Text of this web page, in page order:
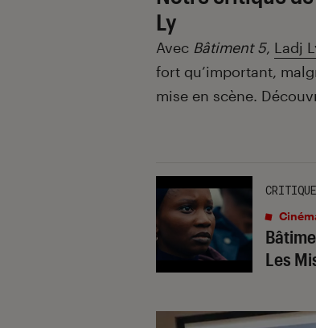
Ly
Avec Bâtiment 5, Ladj
fort qu’important,
mise en scène.
Les
CRITIQUE